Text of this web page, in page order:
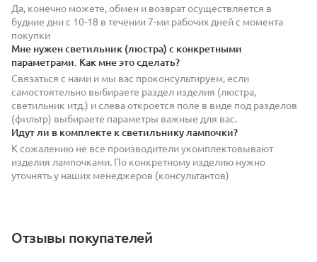
Да, конечно можете, обмен и возврат осуществляется в
будние дни с 10-18 в течении 7-ми рабочих дней с момента
покупки
Мне нужен светильник (люстра) с конкретными
параметрами. Как мне это сделать?
Связаться с нами и мы вас проконсультируем, если
самостоятельно выбираете раздел изделия (люстра,
светильник итд.) и слева откроется поле в виде под разделов
(фильтр) выбираете параметры важные для вас.
Идут ли в комплекте к светильнику лампочки?
К сожалению не все производители укомплектовывают
изделия лампочками. По конкретному изделию нужно
уточнять у наших менеджеров (консультантов)
Отзывы покупателей